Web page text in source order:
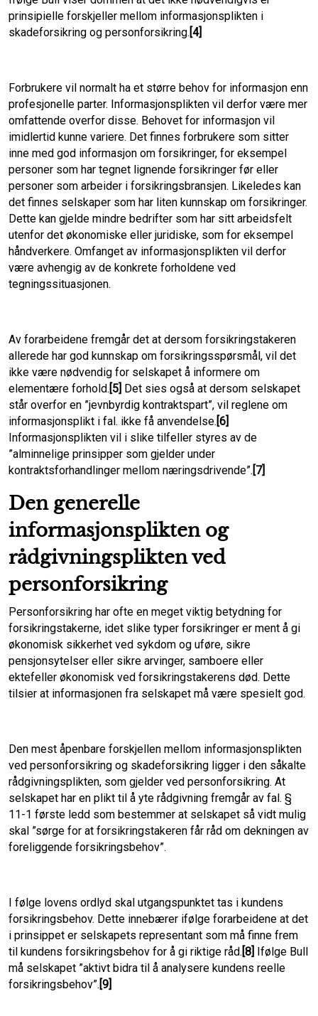
prinsipielle forskjeller mellom informasjonsplikten i
skadeforsikring og personforsikring. [4]
Forbrukere vil normalt ha et større behov for informasjon enn
profesjonelle parter. Informasjonsplikten vil derfor være mer
omfattende overfor disse. Behovet for informasjon vil
imidlertid kunne variere. Det finnes forbrukere som sitter
inne med god informasjon om forsikringer, for eksempel
personer som har tegnet lignende forsikringer før eller
personer som arbeider i forsikringsbransjen. Likeledes kan
det finnes selskaper som har liten kunnskap om forsikringer.
Dette kan gjelde mindre bedrifter som har sitt arbeidsfelt
utenfor det økonomiske eller juridiske, som for eksempel
håndverkere. Omfanget av informasjonsplikten vil derfor
være avhengig av de konkrete forholdene ved
tegningssituasjonen.
Av forarbeidene fremgår det at dersom forsikringstakeren
allerede har god kunnskap om forsikringsspørsmål, vil det
ikke være nødvendig for selskapet å informere om
elementære forhold. [5] Det sies også at dersom selskapet
står overfor en ”jevnbyrdig kontraktspart”, vil reglene om
informasjonsplikt i fal. ikke få anvendelse. [6]
Informasjonsplikten vil i slike tilfeller styres av de
”alminnelige prinsipper som gjelder under
kontraktsforhandlinger mellom næringsdrivende”. [7]
Den generelle
informasjonsplikten og
rådgivningsplikten ved
personforsikring
Personforsikring har ofte en meget viktig betydning for
forsikringstakerne, idet slike typer forsikringer er ment å gi
økonomisk sikkerhet ved sykdom og uføre, sikre
pensjonsytelser eller sikre arvinger, samboere eller
ektefeller økonomisk ved forsikringstakerens død. Dette
tilsier at informasjonen fra selskapet må være spesielt god.
Den mest åpenbare forskjellen mellom informasjonsplikten
ved personforsikring og skadeforsikring ligger i den såkalte
rådgivningsplikten, som gjelder ved personforsikring. At
selskapet har en plikt til å yte rådgivning fremgår av fal. §
11-1 første ledd som bestemmer at selskapet så vidt mulig
skal ”sørge for at forsikringstakeren får råd om dekningen av
foreliggende forsikringsbehov”.
I følge lovens ordlyd skal utgangspunktet tas i kundens
forsikringsbehov. Dette innebærer ifølge forarbeidene at det
i prinsippet er selskapets representant som må finne frem
til kundens forsikringsbehov for å gi riktige råd. [8] Ifølge Bull
må selskapet ”aktivt bidra til å analysere kundens reelle
forsikringsbehov”. [9]